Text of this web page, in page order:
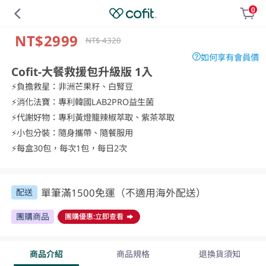
0
NT$2999 NT$ 4320
如何享有會員價
Cofit-大餐救援包升級版 1入
⚡負擔救星：非洲芒果籽、白腎豆
⚡消化法寶：專利韓國LAB2PRO益生菌
⚡代謝好物：專利黃燈籠辣椒萃取、紫茶萃取
⚡小包分裝：隨身攜帶、隨餐服用
⚡每盒30包，每次1包，每日2次
配送 單筆滿1500免運（不適用海外配送）
團購商品 團購優惠:立即查看
商品介紹 商品規格 退換貨須知